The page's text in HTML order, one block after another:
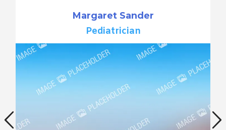
Margaret Sander
Pediatrician